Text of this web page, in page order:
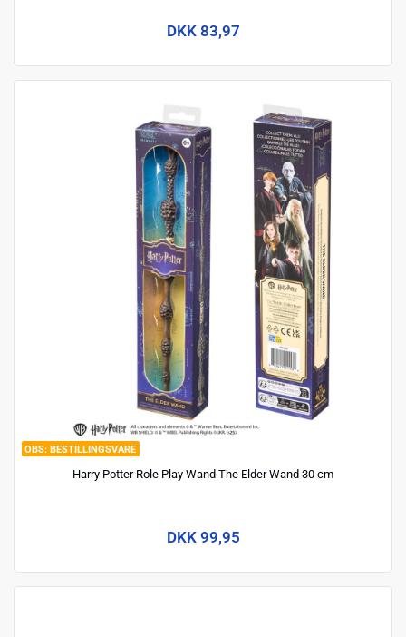
DKK 83,97
BESTILLINGSVARE
Harry Potter Role Play Wand The Elder Wand 30 cm
DKK 99,95